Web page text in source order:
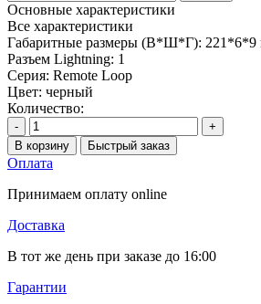
Основные характеристики
Все характеристики
Габаритные размеры (В*Ш*Г): 221*6*9
Разъем Lightning: 1
Серия: Remote Loop
Цвет: черный
Количество:
-
+
В корзину
Быстрый заказ
Оплата
Принимаем оплату online
Доставка
В тот же день при заказе до 16:00
Гарантии